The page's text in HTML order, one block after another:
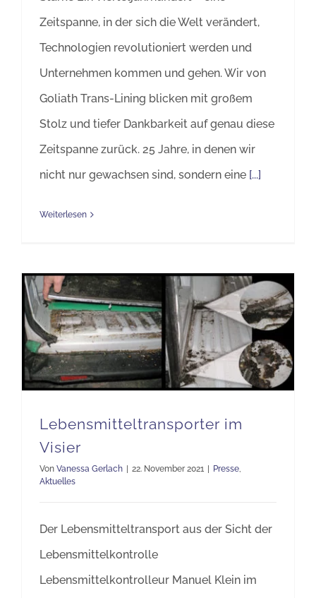
Zeitspanne, in der sich die Welt verändert,
Technologien revolutioniert werden und
Unternehmen kommen und gehen. Wir von
Goliath Trans-Lining blicken mit großem
Stolz und tiefer Dankbarkeit auf genau diese
Zeitspanne zurück. 25 Jahre, in denen wir
nicht nur gewachsen sind, sondern eine [...]
Weiterlesen
Lebensmitteltransporter im
Visier
Von Vanessa Gerlach 22. November 2021 Presse,
Aktuelles
Der Lebensmitteltransport aus der Sicht der
Lebensmittelkontrolle
Lebensmittelkontrolleur Manuel Klein im